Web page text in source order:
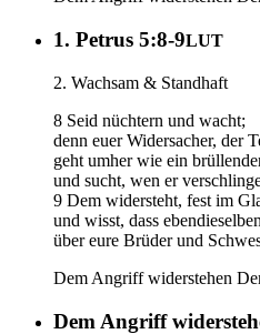
1. Petrus 5:8-9LUT
2. Wachsam & Standhaft
8 Seid nüchtern und wacht;
denn euer Widersacher, der
geht umher wie ein
und sucht, wen er
9 Dem widersteht, fest im
und wisst, dass
über eure Brüder und
Dem Angriff widerstehen
Dem Angriff